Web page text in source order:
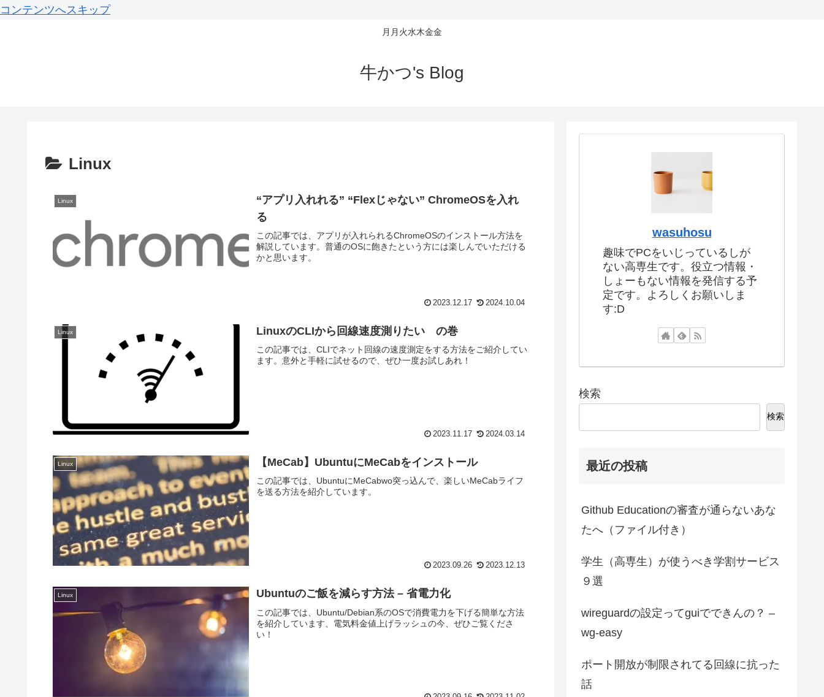
コンテンツへスキップ
月月火水木金金
牛かつ's Blog
Linux
Linux
“アプリ入れれる” “Flexじゃない” ChromeOSを入れ
る
この記事では、アプリが入れられるChromeOSのインストール方法を
解説しています。普通のOSに飽きたという方には楽しんでいただける
かと思います。
2023.12.17 2024.10.04
Linux LinuxのCLIから回線速度測りたい の巻
この記事では、CLIでネット回線の速度測定をする方法をご紹介してい
ます。意外と手軽に試せるので、ぜひ一度お試しあれ！
2023.11.17 2024.03.14
Linux 【MeCab】UbuntuにMeCabをインストール
この記事では、UbuntuにMeCabwo突っ込んで、楽しいMeCabライフ
を送る方法を紹介しています。
2023.09.26 2023.12.13
Linux Ubuntuのご飯を減らす方法 – 省電力化
この記事では、Ubuntu/Debian系のOSで消費電力を下げる簡単な方法
を紹介しています、電気料金値上げラッシュの今、ぜひご覧くださ
い！
wasuhosu
趣味でPCをいじっているしが
ない高専生です。役立つ情報・
しょーもない情報を発信する予
定です。よろしくお願いしま
す:D
検索
検索
最近の投稿
Github Educationの審査が通らないあな
たへ（ファイル付き）
学生（高専生）が使うべき学割サービス
９選
wireguardの設定ってguiでできんの？ –
wg-easy
ポート開放が制限されてる回線に抗った
話